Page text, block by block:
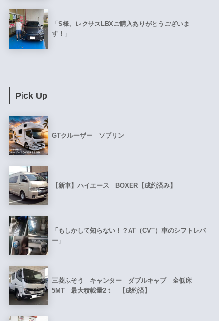
「S様、レクサスLBXご購入ありがとうございま
す！」
Pick Up
GTクルーザー ソブリン
【新車】ハイエース BOXER【成約済み】
「もしかして知らない！？AT（CVT）車のシフトレバ
ー」
三菱ふそう キャンター ダブルキャブ 全低床
5MT 最大積載量2ｔ 【成約済】